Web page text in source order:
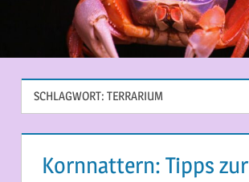
SCHLAGWORT: TERRARIUM
Kornnattern: Tipps zur